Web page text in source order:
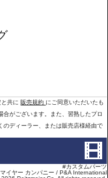
共に 販売規約 にご同意いただいたも
がございます。また、習熟したプロ
ディーラー、または販売店様経由で
#カスタムパーツ
イヤー カンパニー / P&A International